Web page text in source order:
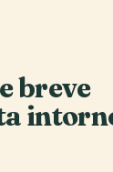
breve